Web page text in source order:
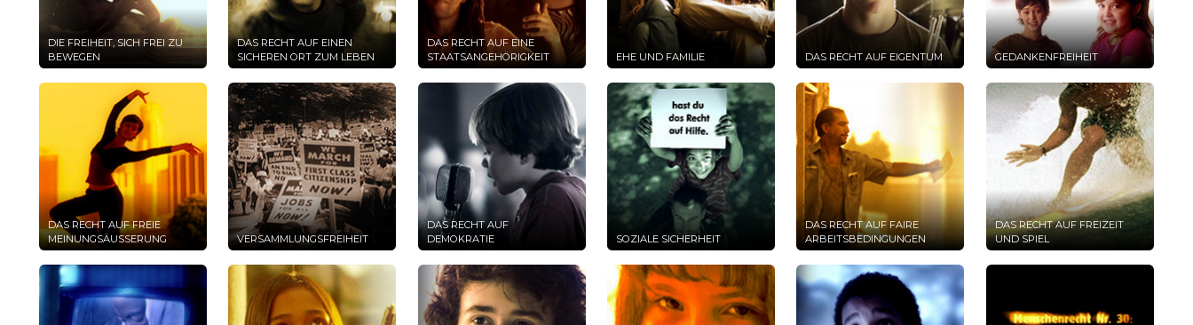
DIE FREIHEIT, SICH FREI ZU
BEWEGEN
DAS RECHT AUF EINEN
SICHEREN ORT ZUM LEBEN
DAS RECHT AUF EINE
STAATSANGEHÖRIGKEIT
EHE UND FAMILIE DAS RECHT AUF EIGENTUM GEDANKENFREIHEIT
DAS RECHT AUF FREIE
MEINUNGSÄUSSERUNG
VERSAMMLUNGSFREIHEIT
DAS RECHT AUF
DEMOKRATIE
SOZIALE SICHERHEIT
DAS RECHT AUF FAIRE
ARBEITSBEDINGUNGEN
DAS RECHT AUF FREIZEIT
UND SPIEL